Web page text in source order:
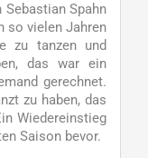
Sebastian Spahn
so vielen Jahren
zu tanzen und
das war ein
gerechnet.
zu haben, das
Wiedereinstieg
Saison bevor.